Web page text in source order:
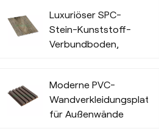
Außenbereich
Luxuriöser SPC-
Stein-Kunststoff-
Verbundboden,
Moderne PVC-
Wandverkleidungsplatten
für Außenwände